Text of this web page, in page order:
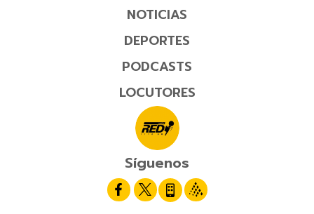
NOTICIAS
DEPORTES
PODCASTS
LOCUTORES
Síguenos